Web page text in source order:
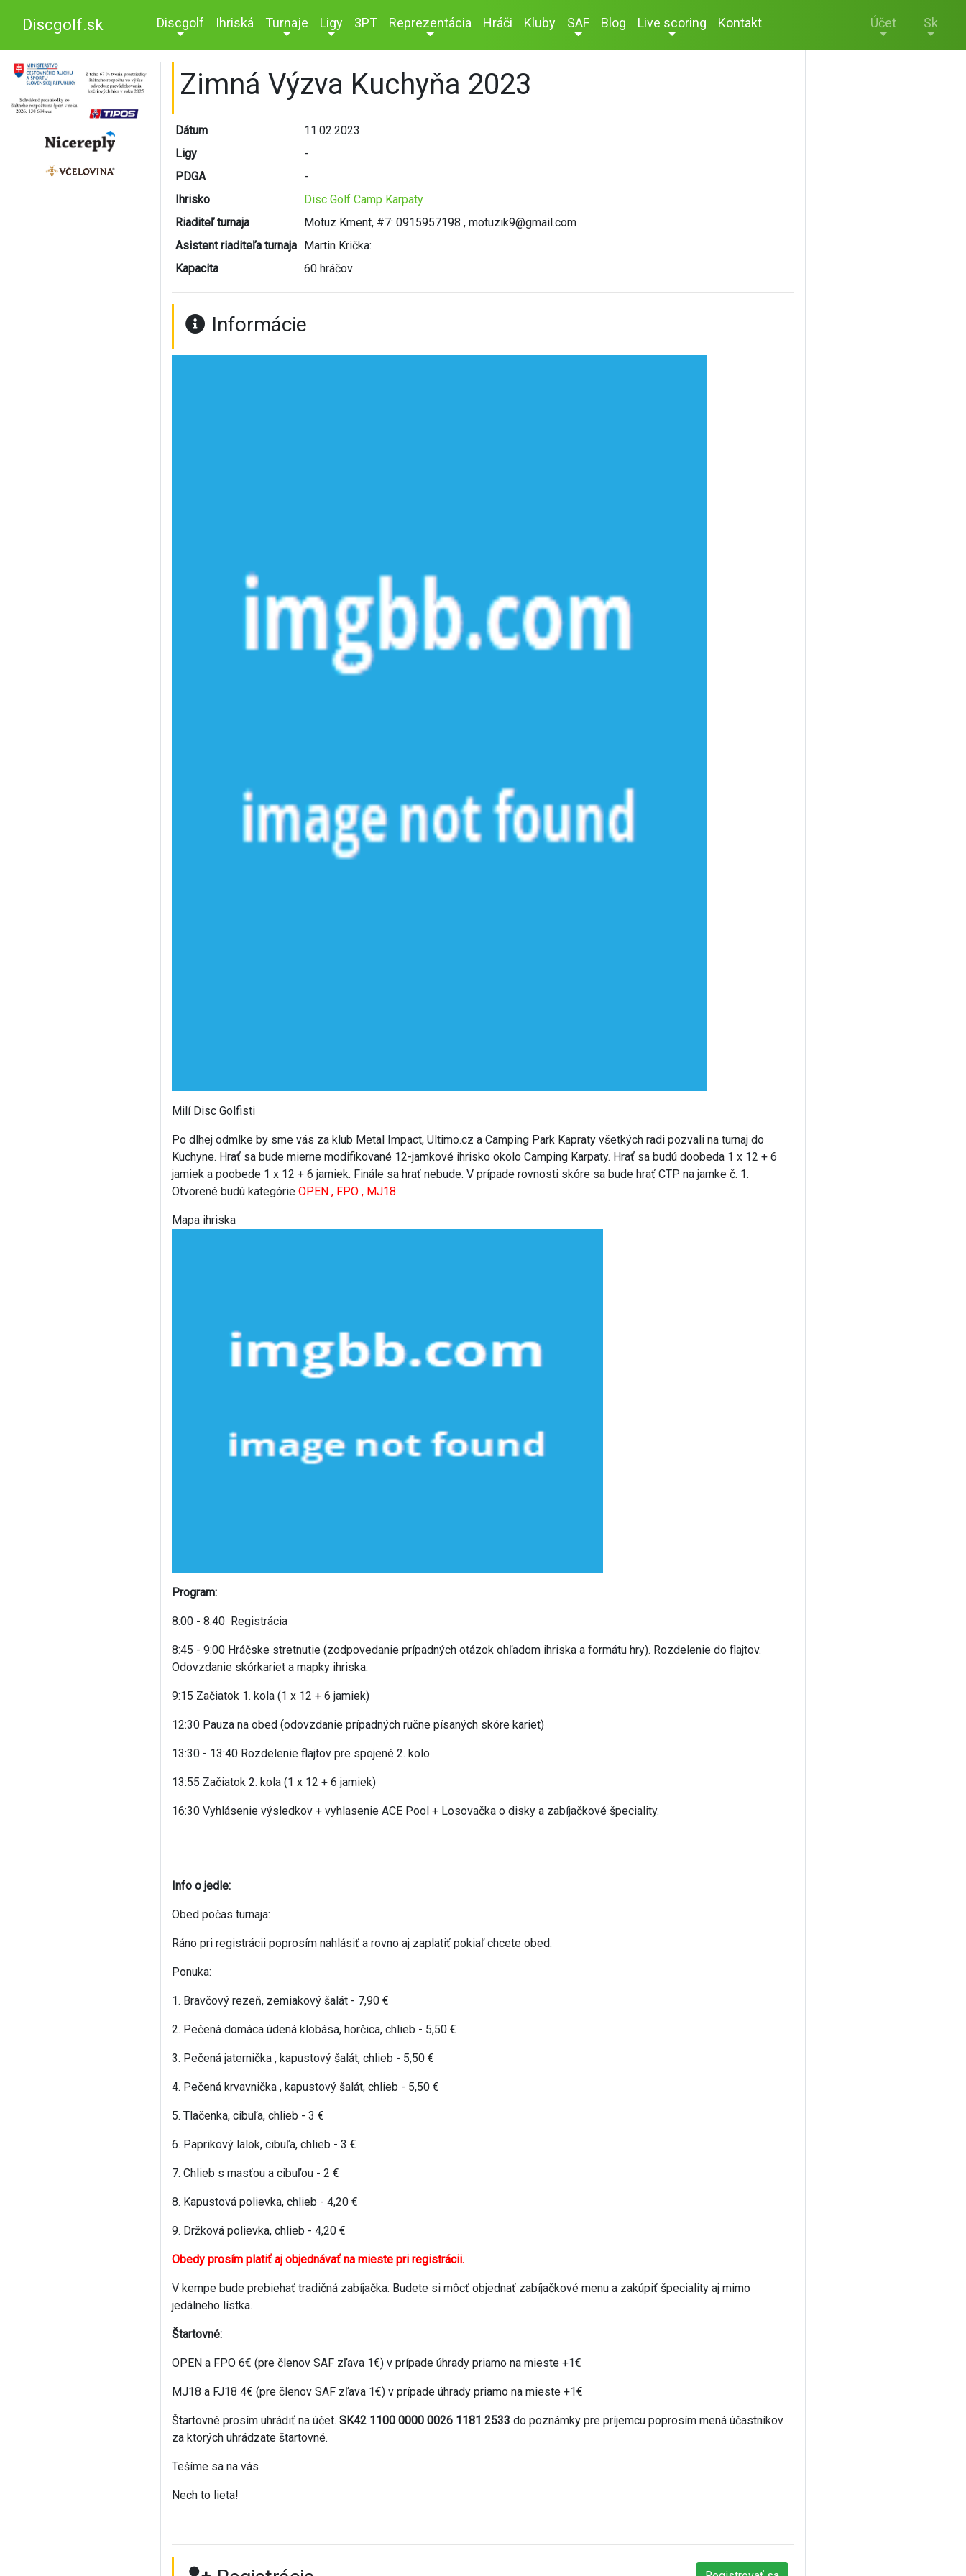
Discgolf.sk Discgolf Ihriská Turnaje Ligy 3PT Reprezentácia Hráči Kluby SAF Blog Live scoring Kontakt Účet Sk
Zimná Výzva Kuchyňa 2023
Dátum
11.02.2023
Ligy
-
PDGA
-
Ihrisko
Disc Golf Camp Karpaty
Riaditeľ turnaja
Motuz Kment, #7: 0915957198 , motuzik9@gmail.com
Asistent riaditeľa turnaja Martin Krička:
Kapacita
60 hráčov
Informácie
Milí Disc Golfisti
Po dlhej odmlke by sme vás za klub Metal Impact, Ultimo.cz a Camping Park Kapraty všetkých radi pozvali na turnaj do
Kuchyne. Hrať sa bude mierne modifikované 12-jamkové ihrisko okolo Camping Karpaty. Hrať sa budú doobeda 1 x 12 + 6
jamiek a poobede 1 x 12 + 6 jamiek. Finále sa hrať nebude. V prípade rovnosti skóre sa bude hrať CTP na jamke č. 1.
Otvorené budú kategórie OPEN , FPO , MJ18.
Mapa ihriska
Program:
8:00 - 8:40 Registrácia
8:45 - 9:00 Hráčske stretnutie (zodpovedanie prípadných otázok ohľadom ihriska a formátu hry). Rozdelenie do flajtov.
Odovzdanie skórkariet a mapky ihriska.
9:15 Začiatok 1. kola (1 x 12 + 6 jamiek)
12:30 Pauza na obed (odovzdanie prípadných ručne písaných skóre kariet)
13:30 - 13:40 Rozdelenie flajtov pre spojené 2. kolo
13:55 Začiatok 2. kola (1 x 12 + 6 jamiek)
16:30 Vyhlásenie výsledkov + vyhlasenie ACE Pool + Losovačka o disky a zabíjačkové špeciality.
Info o jedle:
Obed počas turnaja:
Ráno pri registrácii poprosím nahlásiť a rovno aj zaplatiť pokiaľ chcete obed.
Ponuka:
1. Bravčový rezeň, zemiakový šalát - 7,90 €
2. Pečená domáca údená klobása, horčica, chlieb - 5,50 €
3. Pečená jaternička , kapustový šalát, chlieb - 5,50 €
4. Pečená krvavnička , kapustový šalát, chlieb - 5,50 €
5. Tlačenka, cibuľa, chlieb - 3 €
6. Paprikový lalok, cibuľa, chlieb - 3 €
7. Chlieb s masťou a cibuľou - 2 €
8. Kapustová polievka, chlieb - 4,20 €
9. Držková polievka, chlieb - 4,20 €
Obedy prosím platiť aj objednávať na mieste pri registrácii.
V kempe bude prebiehať tradičná zabíjačka. Budete si môcť objednať zabíjačkové menu a zakúpiť špeciality aj mimo
jedálneho lístka.
Štartovné:
OPEN a FPO 6€ (pre členov SAF zľava 1€) v prípade úhrady priamo na mieste +1€
MJ18 a FJ18 4€ (pre členov SAF zľava 1€) v prípade úhrady priamo na mieste +1€
Štartovné prosím uhrádiť na účet. SK42 1100 0000 0026 1181 2533 do poznámky pre príjemcu poprosím mená účastníkov
za ktorých uhrádzate štartovné.
Tešíme sa na vás
Nech to lieta!